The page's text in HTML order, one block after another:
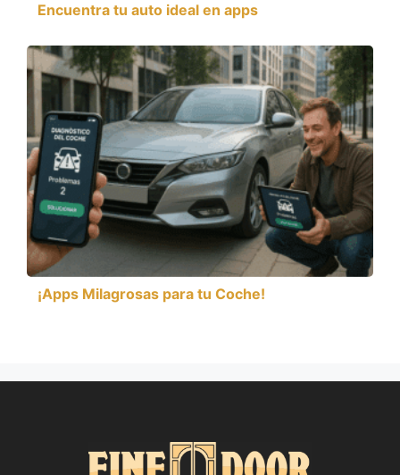
Encuentra tu auto ideal en apps
¡Apps Milagrosas para tu Coche!